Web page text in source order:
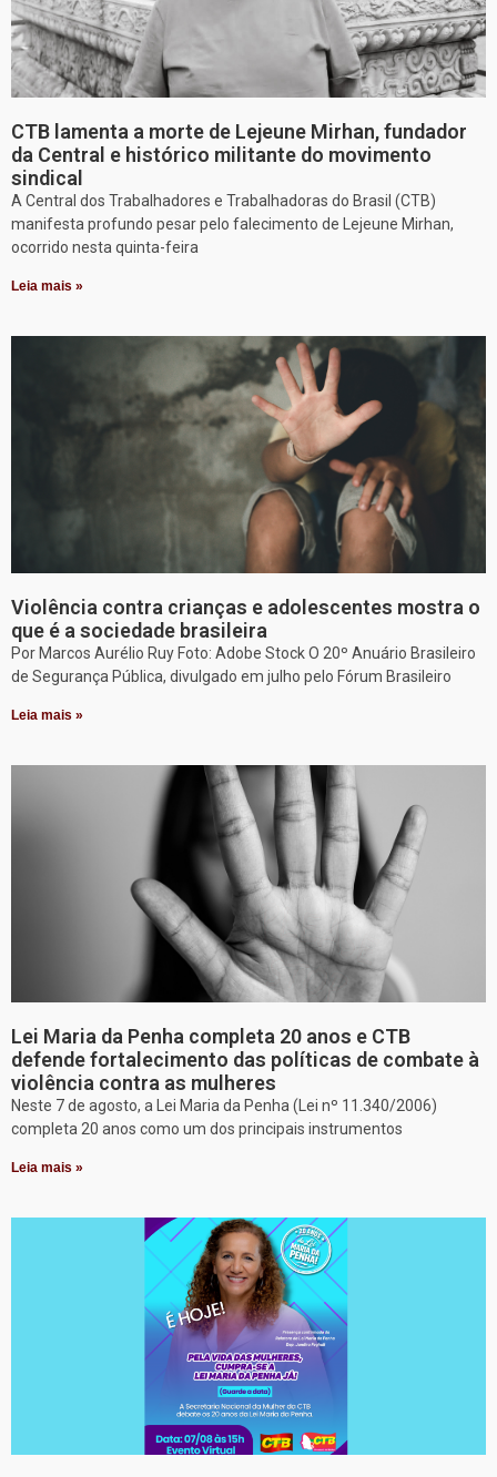
CTB lamenta a morte de Lejeune Mirhan, fundador
da Central e histórico militante do movimento
sindical
A Central dos Trabalhadores e Trabalhadoras do Brasil (CTB)
manifesta profundo pesar pelo falecimento de Lejeune Mirhan,
ocorrido nesta quinta-feira
Leia mais »
Violência contra crianças e adolescentes mostra o
que é a sociedade brasileira
Por Marcos Aurélio Ruy Foto: Adobe Stock O 20º Anuário Brasileiro
de Segurança Pública, divulgado em julho pelo Fórum Brasileiro
Leia mais »
Lei Maria da Penha completa 20 anos e CTB
defende fortalecimento das políticas de combate à
violência contra as mulheres
Neste 7 de agosto, a Lei Maria da Penha (Lei nº 11.340/2006)
completa 20 anos como um dos principais instrumentos
Leia mais »